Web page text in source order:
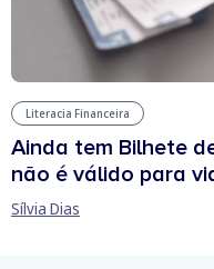
Literacia Financeira
Ainda tem Bilhete
não é válido para
Sílvia Dias